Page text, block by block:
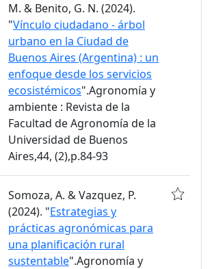
M. & Benito, G. N. (2024).
"Vínculo ciudadano - árbol
urbano en la Ciudad de
Buenos Aires (Argentina) : un
enfoque desde los servicios
ecosistémicos".Agronomía y
ambiente : Revista de la
Facultad de Agronomía de la
Universidad de Buenos
Aires,44, (2),p.84-93
Somoza, A. & Vazquez, P.
(2024). "Estrategias y
prácticas agronómicas para
una planificación rural
sustentable".Agronomía y